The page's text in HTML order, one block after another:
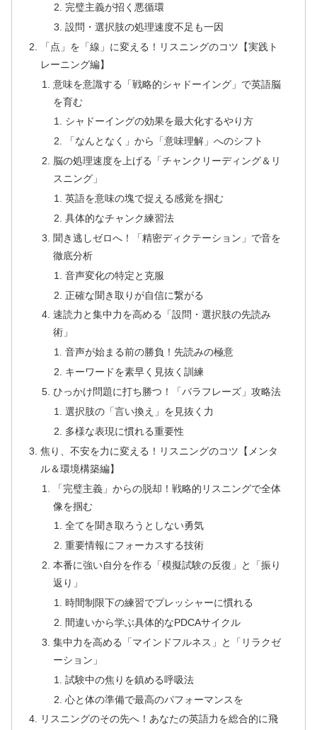
完璧主義が招く悪循環
設問・選択肢の処理速度不足も一因
「点」を「線」に変える！リスニングのコツ【実践ト
レーニング編】
意味を意識する「戦略的シャドーイング」で英語脳
を育む
シャドーイングの効果を最大化するやり方
「なんとなく」から「意味理解」へのシフト
脳の処理速度を上げる「チャンクリーディング＆リ
スニング」
英語を意味の塊で捉える感覚を掴む
具体的なチャンク練習法
聞き逃しゼロへ！「精密ディクテーション」で音を
徹底分析
音声変化の特定と克服
正確な聞き取りが自信に繋がる
速読力と集中力を高める「設問・選択肢の先読み
術」
音声が始まる前の勝負！先読みの極意
キーワードを素早く見抜く訓練
ひっかけ問題に打ち勝つ！「パラフレーズ」攻略法
選択肢の「言い換え」を見抜く力
多様な表現に慣れる重要性
焦り、不安を力に変える！リスニングのコツ【メンタ
ル＆環境構築編】
「完璧主義」からの脱却！戦略的リスニングで全体
像を掴む
全てを聞き取ろうとしない勇気
重要情報にフォーカスする技術
本番に強い自分を作る「模擬試験の反復」と「振り
返り」
時間制限下の練習でプレッシャーに慣れる
間違いから学ぶ具体的なPDCAサイクル
集中力を高める「マインドフルネス」と「リラクゼ
ーション」
試験中の焦りを鎮める呼吸法
心と体の準備で最高のパフォーマンスを
リスニングのその先へ！あなたの英語力を総合的に飛